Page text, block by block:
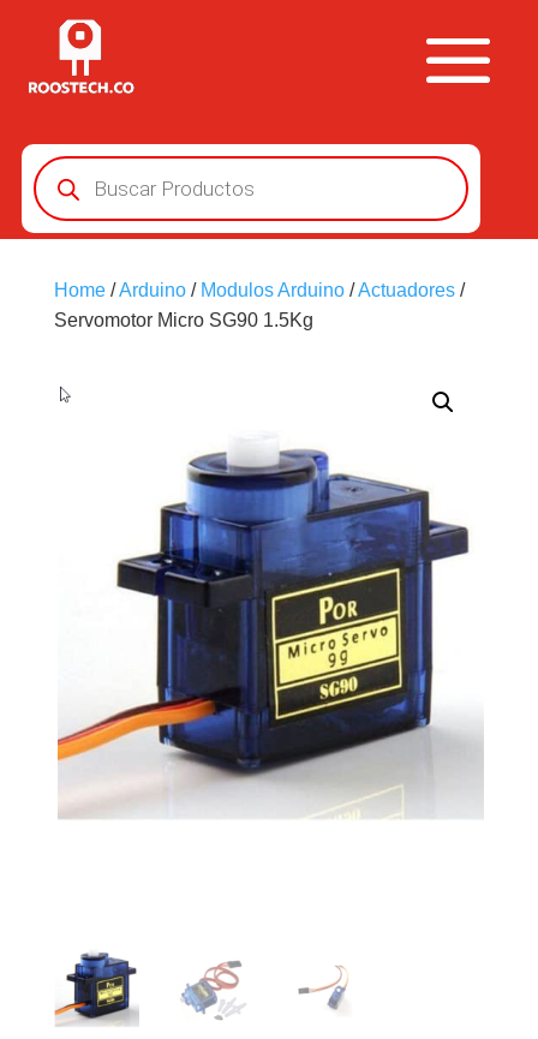
Búsqueda
de
productos
Home/Arduino/ Modulos Arduino/Actuadores/
Servomotor Micro SG90 1.5Kg